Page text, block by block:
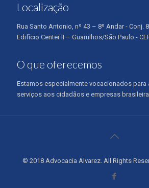
Localização
Rua Santo Antonio, nº 43 – 8º Andar - Conj.
Edifício Center II – Guarulhos/São Paulo -
O que oferecemos
Estamos especialmente vocacionados para
serviços aos cidadãos e empresas
© 2018 Advocacia Alvarez. All Rights